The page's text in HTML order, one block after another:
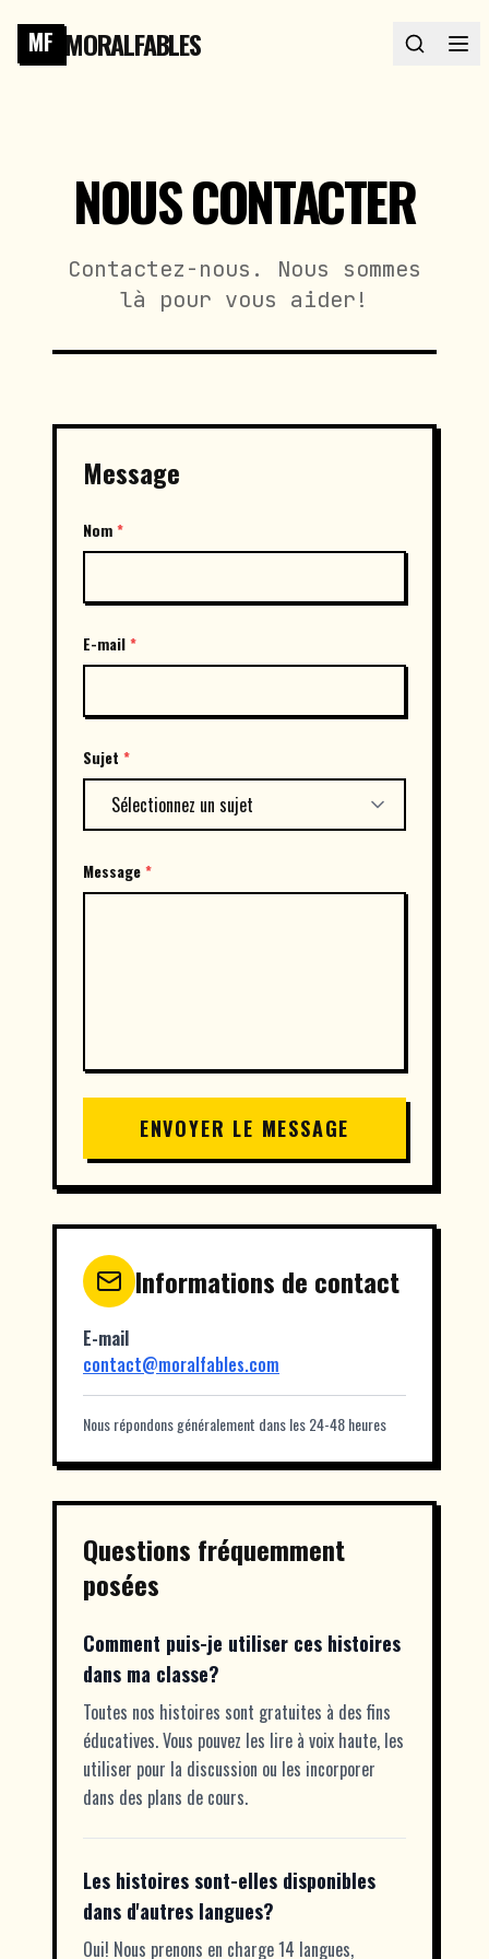
MF MORALFABLES
NOUS CONTACTER
Contactez-nous. Nous sommes
là pour vous aider!
Message
Nom*
E-mail*
Sujet *
Message*
ENVOYER LE MESSAGE
Informations de contact
E-mail
contact@moralfables.com
Nous répondons généralement dans les 24-48 heures
Questions fréquemment
posées
Comment puis-je utiliser ces histoires
dans ma classe?
Toutes nos histoires sont gratuites à des fins
éducatives. Vous pouvez les lire à voix haute, les
utiliser pour la discussion ou les incorporer
dans des plans de cours.
Les histoires sont-elles disponibles
dans d'autres langues?
Oui! Nous prenons en charge 14 langues,